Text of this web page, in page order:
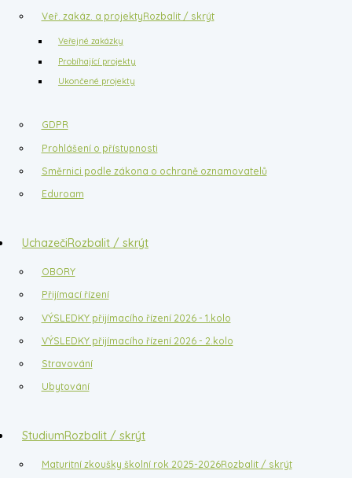
Veř. zakáz. a projektyRozbalit / skrýt
Veřejné zakázky
Probíhající projekty
Ukončené projekty
GDPR
Prohlášení o přístupnosti
Směrnici podle zákona o ochraně oznamovatelů
Eduroam
UchazečiRozbalit / skrýt
OBORY
Přijímací řízení
VÝSLEDKY přijímacího řízení 2026 - 1.kolo
VÝSLEDKY přijímacího řízení 2026 - 2.kolo
Stravování
Ubytování
StudiumRozbalit / skrýt
Maturitní zkoušky školní rok 2025-2026Rozbalit / skrýt